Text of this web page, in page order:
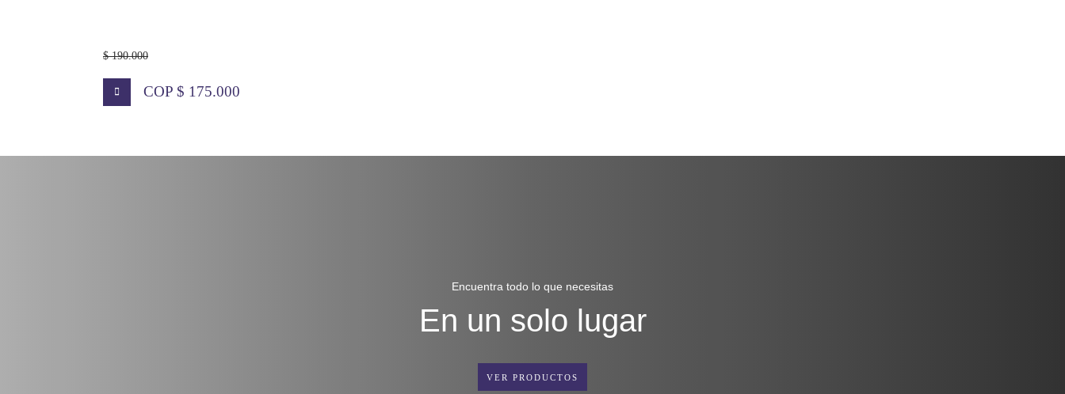
$ 190.000
COP $ 175.000
Encuentra todo lo que necesitas
En un solo lugar
VER PRODUCTOS